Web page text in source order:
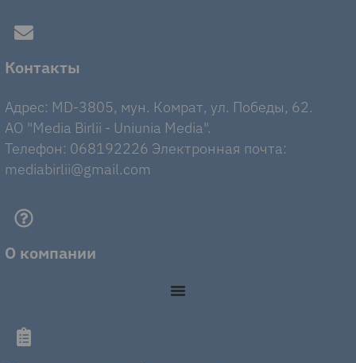
Контакты
Адрес: MD-3805, мун. Комрат, ул. Победы, 62.
AO "Media Birlii - Uniunia Media".
Телефон: 068192226 Электронная почта:
mediabirlii@gmail.com
О компании